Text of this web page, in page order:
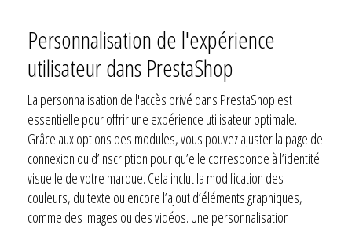
Personnalisation de l'expérience
utilisateur dans PrestaShop
La personnalisation de l'accès privé dans PrestaShop est
essentielle pour offrir une expérience utilisateur optimale.
Grâce aux options des modules, vous pouvez ajuster la page de
connexion ou d’inscription pour qu’elle corresponde à l’identité
visuelle de votre marque. Cela inclut la modification des
couleurs, du texte ou encore l’ajout d’éléments graphiques,
comme des images ou des vidéos. Une personnalisation